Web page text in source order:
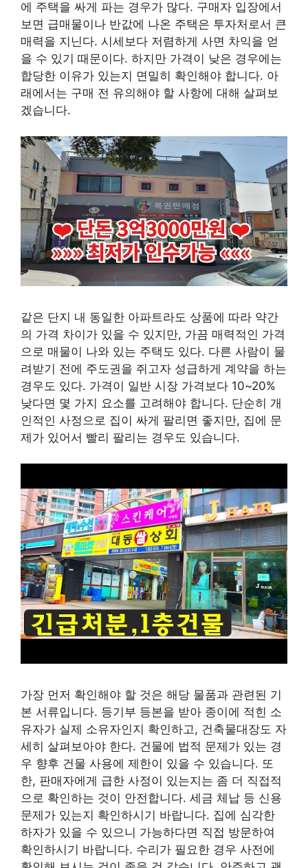
에 주택을 싸게 파는 경우가 많다. 구매자 입장에서
보면 급매물이나 반값에 나온 주택은 투자처로서 큰
매력을 지닌다. 시세보다 저렴하게 사면 차익을 얻
을 수 있기 때문이다. 하지만 가격이 낮은 경우에는
합당한 이유가 있는지 면밀히 확인해야 합니다. 아
래에서는 구매 전 유의해야 할 사항에 대해 살펴보
겠습니다.
같은 단지 내 동일한 아파트라도 상품에 따라 약간
의 가격 차이가 있을 수 있지만, 가끔 매력적인 가격
으로 매물이 나와 있는 주택도 있다. 다른 사람이 물
려받기 전에 주도권을 쥐고자 성급하게 계약을 하는
경우도 있다. 가격이 일반 시장 가격보다 10~20%
낮다면 몇 가지 요소를 고려해야 합니다. 단순히 개
인적인 사정으로 집이 싸게 팔리면 좋지만, 집에 문
제가 있어서 빨리 팔리는 경우도 있습니다.
가장 먼저 확인해야 할 것은 해당 물품과 관련된 기
본 서류입니다. 등기부 등본을 받아 종이에 적힌 소
유자가 실제 소유자인지 확인하고, 건축물대장도 자
세히 살펴보아야 한다. 건물에 법적 문제가 있는 경
우 향후 건물 사용에 제한이 있을 수 있습니다. 또
한, 판매자에게 급한 사정이 있는지는 좀 더 직접적
으로 확인하는 것이 안전합니다. 세금 체납 등 신용
문제가 있는지 확인하시기 바랍니다. 집에 심각한
하자가 있을 수 있으니 가능하다면 직접 방문하여
확인하시기 바랍니다. 수리가 필요한 경우 사전에